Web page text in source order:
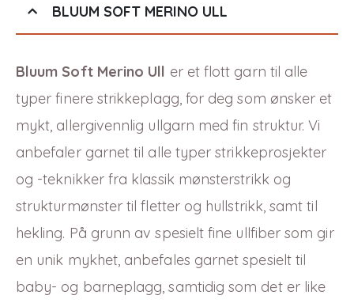
BLUUM SOFT MERINO ULL
Bluum Soft Merino Ull er et flott garn til alle
typer finere strikkeplagg, for deg som ønsker et
mykt, allergivennlig ullgarn med fin struktur. Vi
anbefaler garnet til alle typer strikkeprosjekter
og -teknikker fra klassik mønsterstrikk og
strukturmønster til fletter og hullstrikk, samt til
hekling. På grunn av spesielt fine ullfiber som gir
en unik mykhet, anbefales garnet spesielt til
baby- og barneplagg, samtidig som det er like